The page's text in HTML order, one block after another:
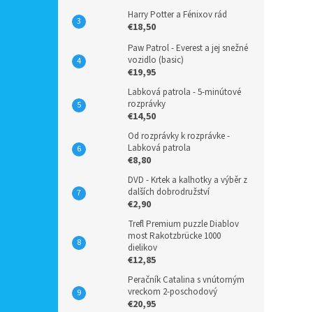
Harry Potter a Fénixov rád
€18,50
Paw Patrol - Everest a jej snežné
vozidlo (basic)
€19,95
Labková patrola - 5-minútové
rozprávky
€14,50
Od rozprávky k rozprávke -
Labková patrola
€8,80
DVD - Krtek a kalhotky a výběr z
dalších dobrodružství
€2,90
Trefl Premium puzzle Diablov
most Rakotzbrücke 1000
dielikov
€12,85
Peračník Catalina s vnútorným
vreckom 2-poschodový
€20,95